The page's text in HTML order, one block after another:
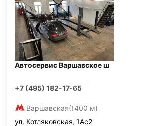
Автосервис Варшавское ш
+7 (495) 182-17-65
Варшавская(1400 м)
ул. Котляковская, 1Ас2